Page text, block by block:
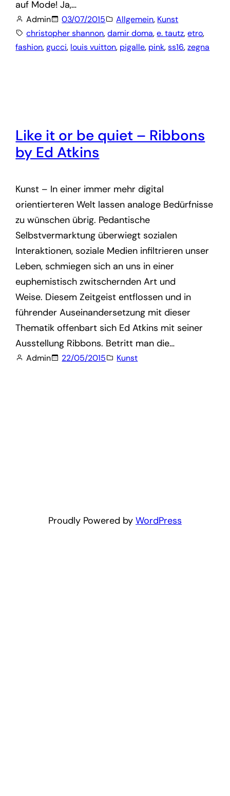
auf Mode! Ja,…
Admin 03/07/2015 Allgemein, Kunst
christopher shannon, damir doma, e. tautz, etro,
fashion, gucci, louis vuitton, pigalle, pink, ss16, zegna
Like it or be quiet – Ribbons
by Ed Atkins
Kunst – In einer immer mehr digital
orientierteren Welt lassen analoge Bedürfnisse
zu wünschen übrig. Pedantische
Selbstvermarktung überwiegt sozialen
Interaktionen, soziale Medien infiltrieren unser
Leben, schmiegen sich an uns in einer
euphemistisch zwitschernden Art und
Weise. Diesem Zeitgeist entflossen und in
führender Auseinandersetzung mit dieser
Thematik offenbart sich Ed Atkins mit seiner
Ausstellung Ribbons. Betritt man die…
Admin 22/05/2015 Kunst
Proudly Powered by WordPress